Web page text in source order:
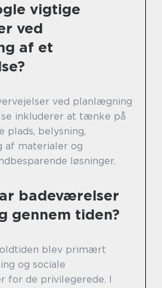
vigtige
ved
af et
ved planlægning
inkluderer at tænke på
belysning,
af materialer og
løsninger.
badeværelser
gennem tiden?
blev primært
og sociale
for de privilegerede. I